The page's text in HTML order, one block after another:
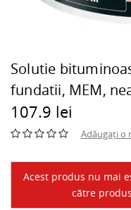
Solutie
fundatii, MEM,
107.9 lei
Adăugați o
Acest produs nu mai
către